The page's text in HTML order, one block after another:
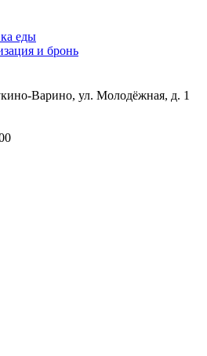
еды
и бронь
Варино, ул. Молодёжная, д. 1